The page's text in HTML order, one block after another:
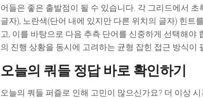
어들은 좋은 출발점이 될 수 있습니다. 각 그리드에서 초
글자), 노란색(단어 내에 있지만 다른 위치의 글자) 힌트
고, 이를 바탕으로 다음 추측 단어를 신중하게 선택해야
의 진행 상황을 동시에 고려하는 균형 잡힌 접근 방식이
오늘의 쿼들 정답 바로 확인하기
오늘의 쿼들 퍼즐로 인해 고민이 많으신가요? 더 이상